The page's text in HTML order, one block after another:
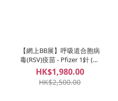
【網上BB展】呼吸道合胞病
毒(RSV)疫苗 - Pfizer 1針 (適
合孕婦接種) (📌滿 $3500 必
入碼：折扣、好禮任你揀！)
HK$1,980.00
HK$2,500.00